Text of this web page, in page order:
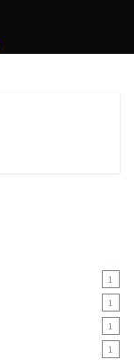
1
1
1
1